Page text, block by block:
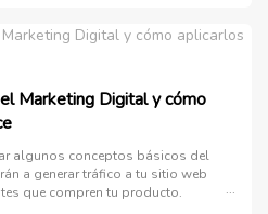
Marketing Digital y cómo
algunos conceptos básicos del
a generar tráfico a tu sitio web
que compren tu producto.